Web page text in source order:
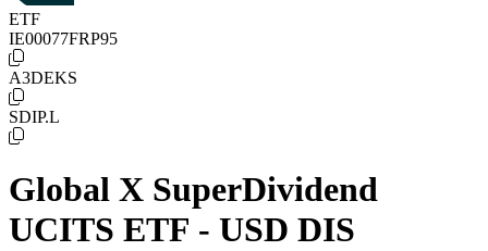
ETF
IE00077FRP95
A3DEKS
SDIP.L
Global X SuperDividend
UCITS ETF - USD DIS